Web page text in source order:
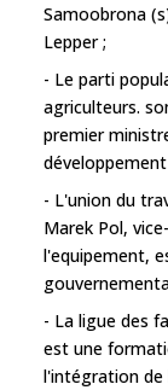
Samoobrona
Lepper ;
- Le parti
agriculteurs.
premier
- L'union du
Marek Pol,
l'equipement,
- La ligue des
est une
l'intégration de